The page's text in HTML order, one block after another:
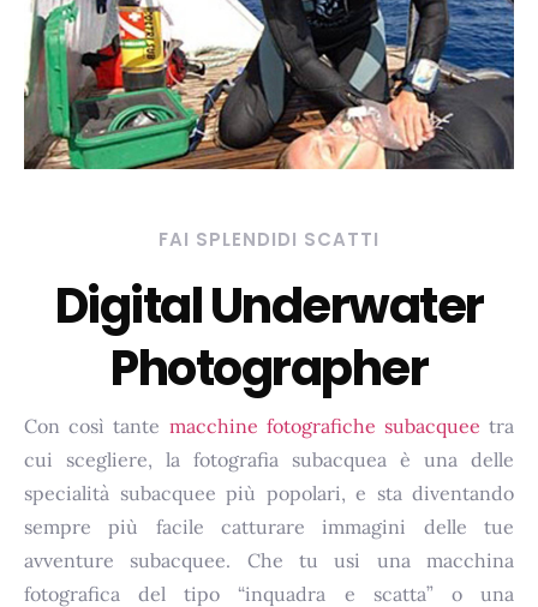
FAI SPLENDIDI SCATTI
Digital Underwater
Photographer
Con così tante macchine fotografiche subacquee tra
cui scegliere, la fotografia subacquea è una delle
specialità subacquee più popolari, e sta diventando
sempre più facile catturare immagini delle tue
avventure subacquee. Che tu usi una macchina
fotografica del tipo “inquadra e scatta” o una